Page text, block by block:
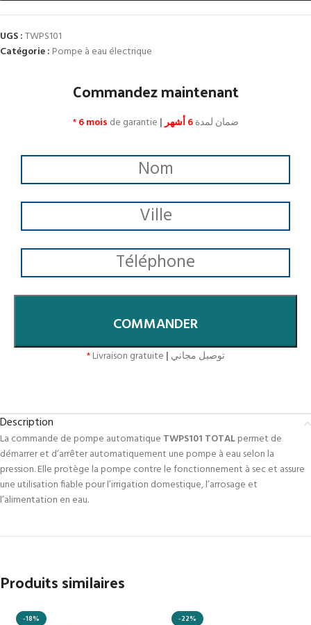
UGS :TWPS101
Catégorie : Pompe à eau électrique
Commandez maintenant
*6 mois de garantie | ضمان لمدة6 أشهر
COMMANDER
*Livraison gratuite | توصيل مجاني
Description
La commande de pompe automatique TWPS101 TOTALpermet de
démarrer et d’arrêter automatiquement une pompe à eau selon la
pression. Elle protège la pompe contre le fonctionnement à sec et assure
une utilisation fiable pour l’irrigation domestique, l’arrosage et
l’alimentation en eau.
Produits similaires
-18% -22%